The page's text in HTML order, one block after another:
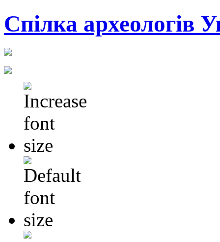
Cпілка археологів